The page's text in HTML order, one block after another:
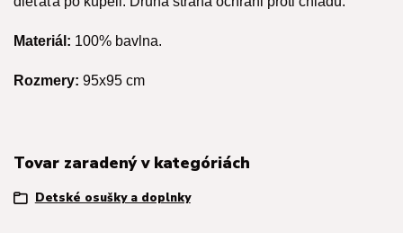
Materiál: 100% bavlna.
Rozmery: 95x95 cm
Tovar zaradený v kategóriách
Detské osušky a doplnky